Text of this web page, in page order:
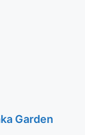
Garden